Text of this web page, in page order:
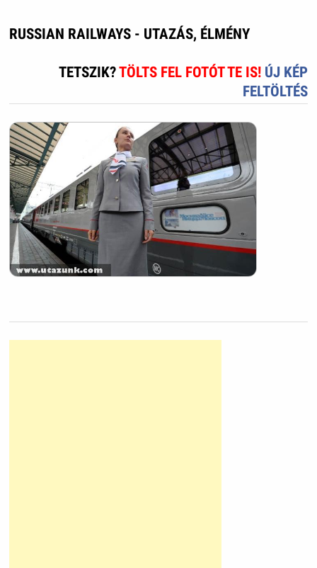
RUSSIAN RAILWAYS - UTAZÁS, ÉLMÉNY
TETSZIK?TÖLTS FEL FOTÓT TE IS! ÚJ KÉP
FELTÖLTÉS